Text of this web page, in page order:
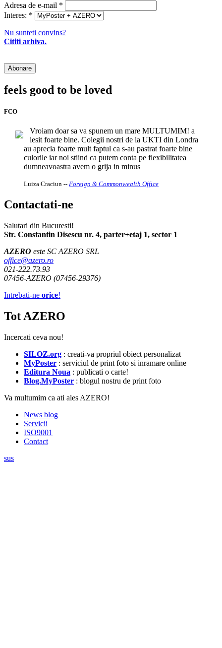
Adresa de e-mail *
Interes: *
Nu sunteti convins?
Cititi arhiva.
feels good to be loved
FCO
Vroiam doar sa va spunem un mare MULTUMIM! a
iesit foarte bine. Colegii nostri de la UKTI din Londra
au aprecia foarte mult faptul ca s-au pastrat foarte bine
culorile iar noi stiind ca putem conta pe flexibilitatea
dumneavoastra avem o grija in minus
Luiza Craciun -- Foreign & Commonwealth Office
Contactati-ne
Salutari din Bucuresti!
Str. Constantin Disescu nr. 4, parter+etaj 1, sector 1
AZERO este SC AZERO SRL
office@azero.ro
021-222.73.93
07456-AZERO (07456-29376)
Intrebati-ne orice!
Tot AZERO
Incercati ceva nou!
SILOZ.org : creati-va propriul obiect personalizat
MyPoster : serviciul de print foto si inramare online
Editura Noua : publicati o carte!
Blog.MyPoster : blogul nostru de print foto
Va multumim ca ati ales AZERO!
News blog
Servicii
ISO9001
Contact
sus